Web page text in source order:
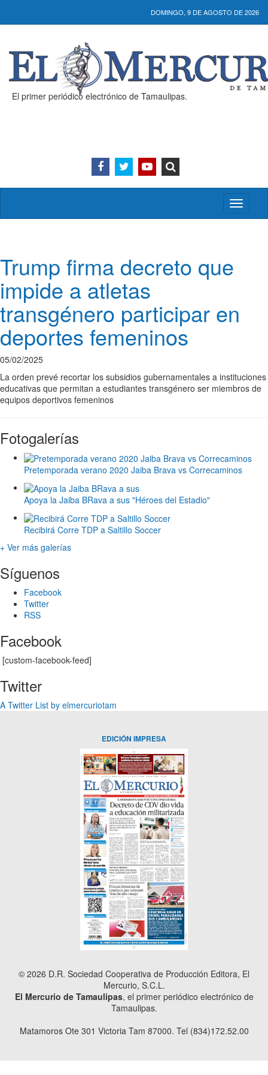
DOMINGO, 9 DE AGOSTO DE 2026
El primer periódico electrónico de Tamaulipas.
Activar/
menú
Trump firma decreto que
impide a atletas
transgénero participar en
deportes femeninos
05/02/2025
La orden prevé recortar los subsidios gubernamentales a instituciones
educativas que permitan a estudiantes transgénero ser miembros de
equipos deportivos femeninos
Fotogalerías
Pretemporada verano 2020 Jaiba Brava vs Correcaminos
Apoya la Jaiba BRava a sus "Héroes del Estadio"
Recibirá Corre TDP a Saltillo Soccer
+ Ver más galerías
Síguenos
Facebook
Twitter
RSS
Facebook
[custom-facebook-feed]
Twitter
A Twitter List by elmercuriotam
EDICIÓN IMPRESA
© 2026 D.R. Sociedad Cooperativa de Producción Editora, El
Mercurio, S.C.L.
El Mercurio de Tamaulipas, el primer periódico electrónico de
Tamaulipas.
Matamoros Ote 301 Victoria Tam 87000. Tel (834)172.52.00